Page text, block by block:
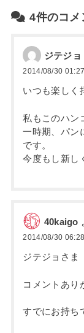
4件のコメ
ジテジョ
2014/08/30 01:27
いつも楽しく
私もこのハン
一時期、パン
です。
今度もし新し
40kaigo
2014/08/30 06:28
ジテジョさま
コメントあり
すでにお持ち